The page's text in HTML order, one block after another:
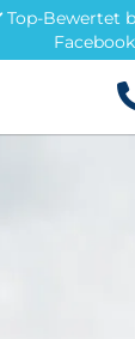
Top-Bewertet
Facebook